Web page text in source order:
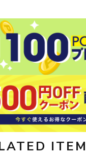
ITEM